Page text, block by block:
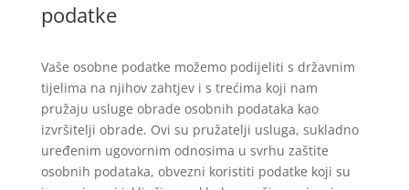
podatke
Vaše osobne podatke možemo podijeliti s državnim
tijelima na njihov zahtjev i s trećima koji nam
pružaju usluge obrade osobnih podataka kao
izvršitelji obrade. Ovi su pružatelji usluga, sukladno
uređenim ugovornim odnosima u svrhu zaštite
osobnih podataka, obvezni koristiti podatke koji su